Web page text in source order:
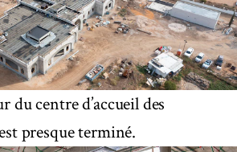
du centre d’accueil des
presque terminé.